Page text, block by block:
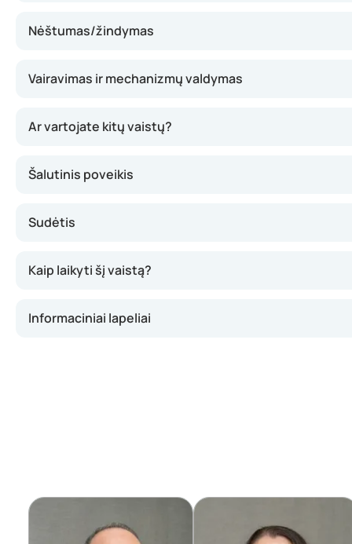
Nėštumas/žindymas
Vairavimas ir mechanizmų valdymas
Ar vartojate kitų vaistų?
Šalutinis poveikis
Sudėtis
Kaip laikyti šį vaistą?
Informaciniai lapeliai